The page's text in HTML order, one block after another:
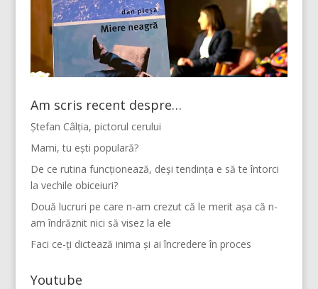
Am scris recent despre…
Ștefan Câlția, pictorul cerului
Mami, tu ești populară?
De ce rutina funcționează, deși tendința e să te întorci
la vechile obiceiuri?
Două lucruri pe care n-am crezut că le merit așa că n-
am îndrăznit nici să visez la ele
Faci ce-ți dictează inima și ai încredere în proces
Youtube